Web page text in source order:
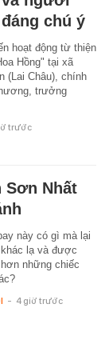
chú ý
hoạt động từ thiện
Hồng" tại xã
(Lai Châu), chính
trưởng
trước
Sơn Nhất
này có gì mà lại
lạ và được
những chiếc
- 4 giờ trước